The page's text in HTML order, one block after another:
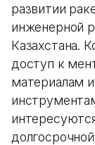
развитии
инженерной
Казахстана.
доступ к
материалам